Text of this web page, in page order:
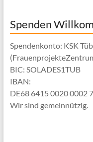
Spenden
Spendenkonto: KSK
BIC: SOLADES1TUB
IBAN:
DE68 6415 0020 0002
Wir sind gemeinnützig.